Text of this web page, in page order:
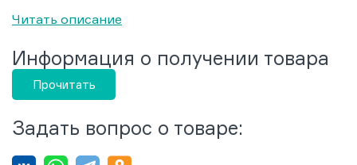
Читать описание
Информация о получении товара
Прочитать
Задать вопрос о товаре: